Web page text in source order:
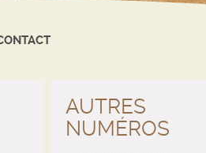
AUTRES
NUMÉROS